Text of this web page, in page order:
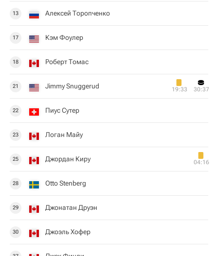
13 Алексей Торопченко
17 Кэм Фоулер
18 Роберт Томас
21 Jimmy Snuggerud 19:33 30:37
22 Пиус Сутер
23 Логан Майу
25 Джордан Киру 04:16
28 Otto Stenberg
29 Джонатан Друэн
30 Джоэль Хофер